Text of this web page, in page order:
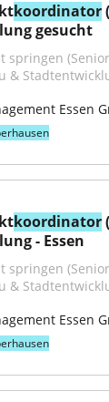
koordinator
gesucht
springen
&
Essen
koordinator
- Essen
springen
&
Essen